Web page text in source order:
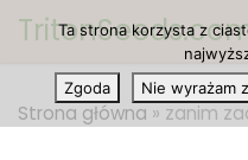
Przejdź do treści
Strona główna » zanim
Ta strona korzysta z
Zgoda
Nie wyrażam